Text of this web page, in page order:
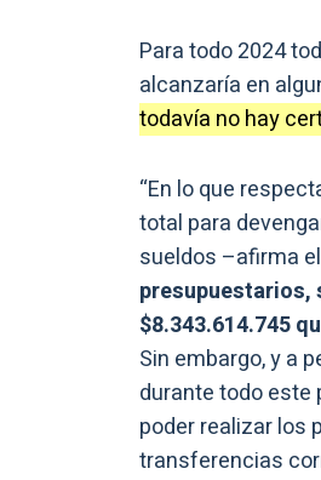
Para todo 2024
alcanzaría en
todavía no hay
“En lo que
total para
sueldos –afirma
presupuestarios,
$8.343.614.745
Sin embargo, y a
durante todo este
poder realizar los
transferencias